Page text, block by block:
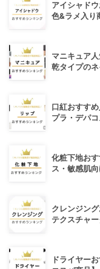
アイシャド
色&ラメ入り
マニキュア
乾タイプの
口紅おすす
プラ・デパコ
化粧下地お
ス・敏感肌
クレンジン
テクスチャ
ドライヤー